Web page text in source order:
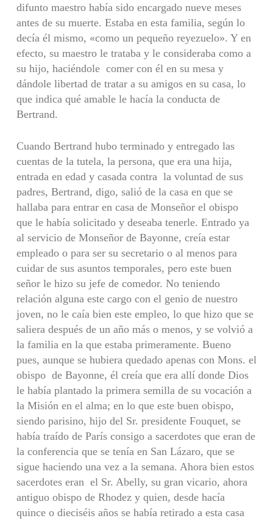
difunto maestro había sido encargado nueve meses
antes de su muerte. Estaba en esta familia, según lo
decía él mismo, «como un pequeño reyezuelo». Y en
efecto, su maestro le trataba y le consideraba como a
su hijo, haciéndole comer con él en su mesa y
dándole libertad de tratar a su amigos en su casa, lo
que indica qué amable le hacía la conducta de
Bertrand.
Cuando Bertrand hubo terminado y entregado las
cuentas de la tutela, la persona, que era una hija,
entrada en edad y casada contra la voluntad de sus
padres, Bertrand, digo, salió de la casa en que se
hallaba para entrar en casa de Monseñor el obispo
que le había solicitado y deseaba tenerle. Entrado ya
al servicio de Monseñor de Bayonne, creía estar
empleado o para ser su secretario o al menos para
cuidar de sus asuntos temporales, pero este buen
señor le hizo su jefe de comedor. No teniendo
relación alguna este cargo con el genio de nuestro
joven, no le caía bien este empleo, lo que hizo que se
saliera después de un año más o menos, y se volvió a
la familia en la que estaba primeramente. Bueno
pues, aunque se hubiera quedado apenas con Mons. el
obispo de Bayonne, él creía que era allí donde Dios
le había plantado la primera semilla de su vocación a
la Misión en el alma; en lo que este buen obispo,
siendo parisino, hijo del Sr. presidente Fouquet, se
había traído de París consigo a sacerdotes que eran de
la conferencia que se tenía en San Lázaro, que se
sigue haciendo una vez a la semana. Ahora bien estos
sacerdotes eran el Sr. Abelly, su gran vicario, ahora
antiguo obispo de Rhodez y quien, desde hacía
quince o dieciséis años se había retirado a esta casa